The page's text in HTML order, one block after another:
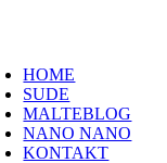
HOME
SUDE
MALTEBLOG
NANO NANO
KONTAKT